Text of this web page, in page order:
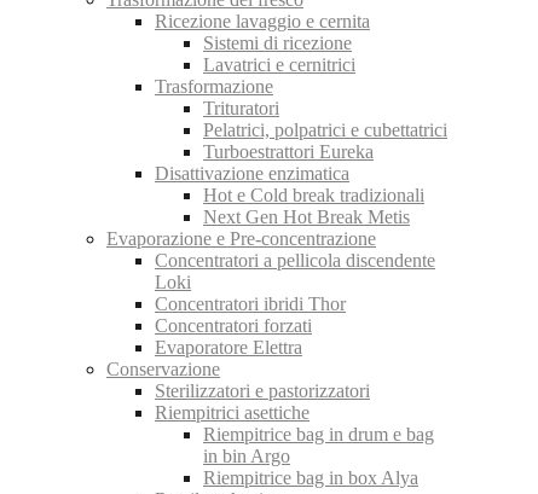
Ricezione lavaggio e cernita
Sistemi di ricezione
Lavatrici e cernitrici
Trasformazione
Trituratori
Pelatrici, polpatrici e cubettatrici
Turboestrattori Eureka
Disattivazione enzimatica
Hot e Cold break tradizionali
Next Gen Hot Break Metis
Evaporazione e Pre-concentrazione
Concentratori a pellicola discendente
Loki
Concentratori ibridi Thor
Concentratori forzati
Evaporatore Elettra
Conservazione
Sterilizzatori e pastorizzatori
Riempitrici asettiche
Riempitrice bag in drum e bag
in bin Argo
Riempitrice bag in box Alya